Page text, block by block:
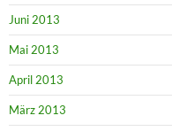
Juni 2013
Mai 2013
April 2013
März 2013